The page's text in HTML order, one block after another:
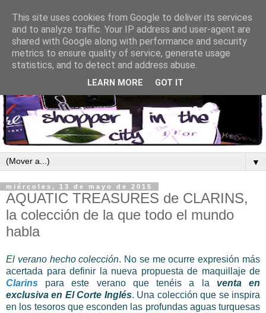
▼
miércoles, 13 de mayo de 2015
AQUATIC TREASURES de CLARINS,
la colección de la que todo el mundo
habla
El verano hecho colección. No se me ocurre expresión más
acertada para definir la nueva propuesta de maquillaje de
Clarins para este verano que tenéis a la venta en
exclusiva en El Corte Inglés. Una colección que se inspira
en los tesoros que esconden las profundas aguas turquesas
This site uses cookies from Google to deliver its services
and to analyze traffic. Your IP address and user-agent are
shared with Google along with performance and security
metrics to ensure quality of service, generate usage
statistics, and to detect and address abuse.
LEARN MORE GOT IT